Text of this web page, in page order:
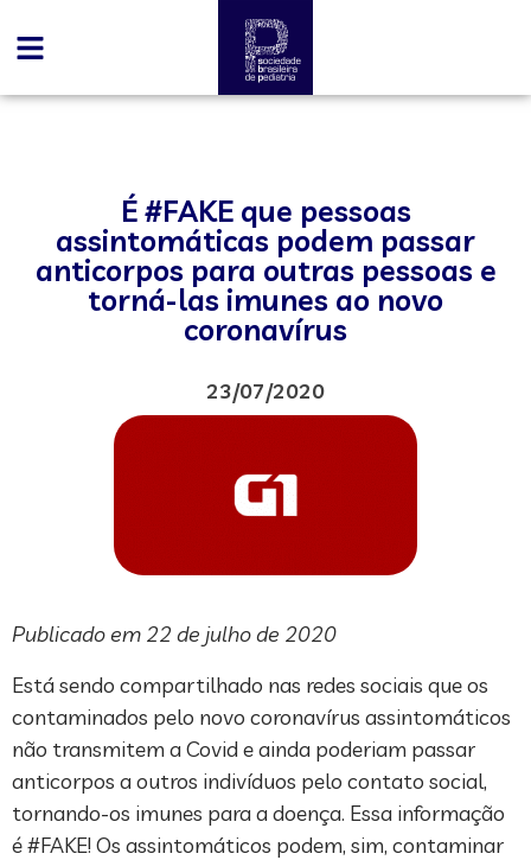
É #FAKE que pessoas
assintomáticas podem passar
anticorpos para outras pessoas e
torná-las imunes ao novo
coronavírus
23/07/2020
Publicado em 22 de julho de 2020
Está sendo compartilhado nas redes sociais que os
contaminados pelo novo coronavírus assintomáticos
não transmitem a Covid e ainda poderiam passar
anticorpos a outros indivíduos pelo contato social,
tornando-os imunes para a doença. Essa informação
é #FAKE! Os assintomáticos podem, sim, contaminar